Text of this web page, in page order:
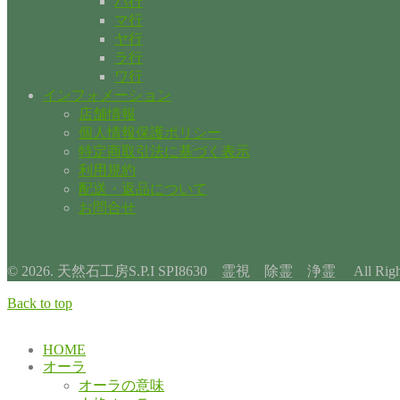
マ行
ヤ行
ラ行
ワ行
インフォメーション
店舗情報
個人情報保護ポリシー
特定商取引法に基づく表示
利用規約
配送・返品について
お問合せ
© 2026. 天然石工房S.P.I SPI8630 霊視 除霊 浄霊 All
Back to top
HOME
オーラ
オーラの意味